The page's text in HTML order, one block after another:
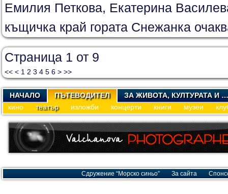
Емилия Петкова, Екатерина
къщичка край гората Снежанка
Страница 1 от 9
<< < 1 2 3 4 5 6 > >>
НАЧАЛО ПЪТЕВОДИТЕЛ
ЗА ЖИВОТА, КУЛТУРАТА И …
кино
театър изложби концерти книги музеи
Сдружение “Морско синьо” За сайта